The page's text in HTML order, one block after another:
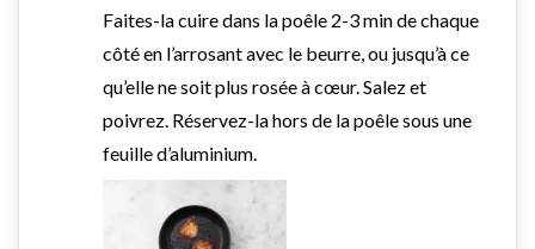
Faites-la cuire dans la poêle 2-3 min de chaque
côté en l’arrosant avec le beurre, ou jusqu’à ce
qu’elle ne soit plus rosée à cœur. Salez et
poivrez. Réservez-la hors de la poêle sous une
feuille d’aluminium.